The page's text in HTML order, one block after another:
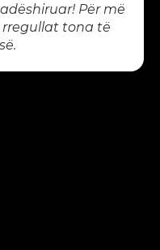
Për më
rregullat tona të
.